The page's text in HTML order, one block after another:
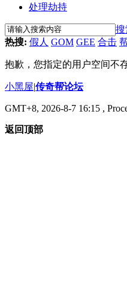
处理劫持
搜
热搜: 假人 GOM GEE 合击
抱歉，您指定的用户空间不
小黑屋|传奇帮论坛
GMT+8, 2026-8-7 16:15 ,
返回顶部